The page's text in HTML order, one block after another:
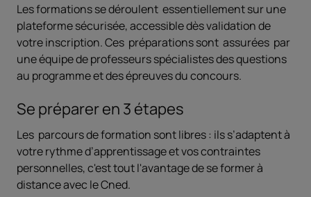
Les formations se déroulent essentiellement sur une
plateforme sécurisée, accessible dès validation de
votre inscription. Ces préparations sont assurées par
une équipe de professeurs spécialistes des questions
au programme et des épreuves du concours.
Se préparer en 3 étapes
Les parcours de formation sont libres : ils s’adaptent à
votre rythme d’apprentissage et vos contraintes
personnelles, c'est tout l'avantage de se former à
distance avec le Cned.